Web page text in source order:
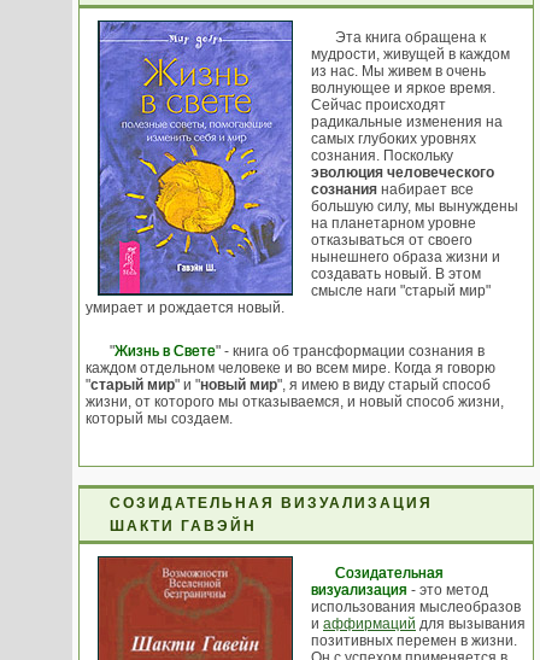
Эта книга обращена к
мудрости, живущей в каждом
из нас. Мы живем в очень
волнующее и яркое время.
Сейчас происходят
радикальные изменения на
самых глубоких уровнях
сознания. Поскольку
эволюция человеческого
сознания набирает все
большую силу, мы вынуждены
на планетарном уровне
отказываться от своего
нынешнего образа жизни и
создавать новый. В этом
смысле наги "старый мир"
умирает и рождается новый.
"Жизнь в Свете" - книга об трансформации сознания в
каждом отдельном человеке и во всем мире. Когда я говорю
"старый мир" и "новый мир", я имею в виду старый способ
жизни, от которого мы отказываемся, и новый способ жизни,
который мы создаем.
СОЗИДАТЕЛЬНАЯ ВИЗУАЛИЗАЦИЯ
ШАКТИ ГАВЭЙН
Созидательная
визуализация - это метод
использования мыслеобразов
и аффирмаций для вызывания
позитивных перемен в жизни.